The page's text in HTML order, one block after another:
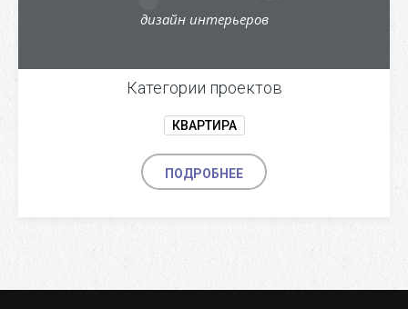
дизайн интерьеров
Категории проектов
КВАРТИРА
ПОДРОБНЕЕ